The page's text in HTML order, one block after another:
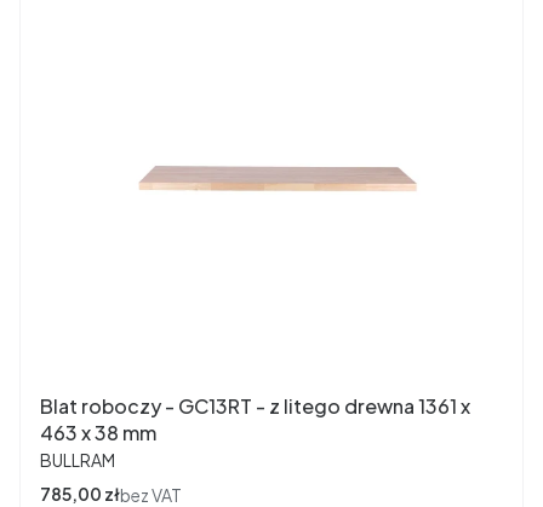
Blat roboczy - GC13RT - z litego drewna 1361 x
463 x 38 mm
PRODUCENT
BULLRAM
Cena
785,00 złbez VAT